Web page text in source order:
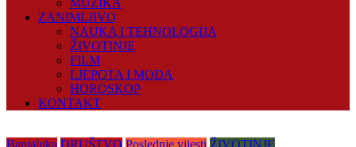
MUZIKA
ZANIMLJIVO
NAUKA I TEHNOLOGIJA
ŽIVOTINJE
FILM
LJEPOTA I MODA
HOROSKOP
KONTAKT
Banjaluka DRUŠTVO Poslednje vijesti ŽIVOTINJE